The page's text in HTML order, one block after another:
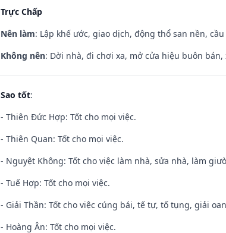
Trực Chấp
Nên làm: Lập khế ước, giao dịch, động thổ san nền,
Không nên: Dời nhà, đi chơi xa, mở cửa hiệu buôn bán,
Sao tốt:
- Thiên Đức Hợp: Tốt cho mọi việc.
- Thiên Quan: Tốt cho mọi việc.
- Nguyệt Không: Tốt cho việc làm nhà, sửa nhà, làm
- Tuế Hợp: Tốt cho mọi việc.
- Giải Thần: Tốt cho việc cúng bái, tế tự, tố tụng, giải
- Hoàng Ân: Tốt cho mọi việc.